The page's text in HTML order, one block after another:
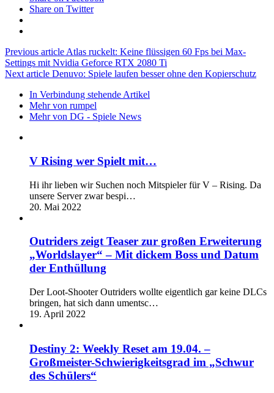
Share on Twitter
Previous article Atlas ruckelt: Keine flüssigen 60 Fps bei Max-
Settings mit Nvidia Geforce RTX 2080 Ti
Next article Denuvo: Spiele laufen besser ohne den Kopierschutz
In Verbindung stehende Artikel
Mehr von rumpel
Mehr von DG - Spiele News
V Rising wer Spielt mit…
Hi ihr lieben wir Suchen noch Mitspieler für V – Rising. Da
unsere Server zwar bespi…
20. Mai 2022
Outriders zeigt Teaser zur großen Erweiterung
„Worldslayer“ – Mit dickem Boss und Datum
der Enthüllung
Der Loot-Shooter Outriders wollte eigentlich gar keine DLCs
bringen, hat sich dann umentsc…
19. April 2022
Destiny 2: Weekly Reset am 19.04. –
Großmeister-Schwierigkeitsgrad im „Schwur
des Schülers“